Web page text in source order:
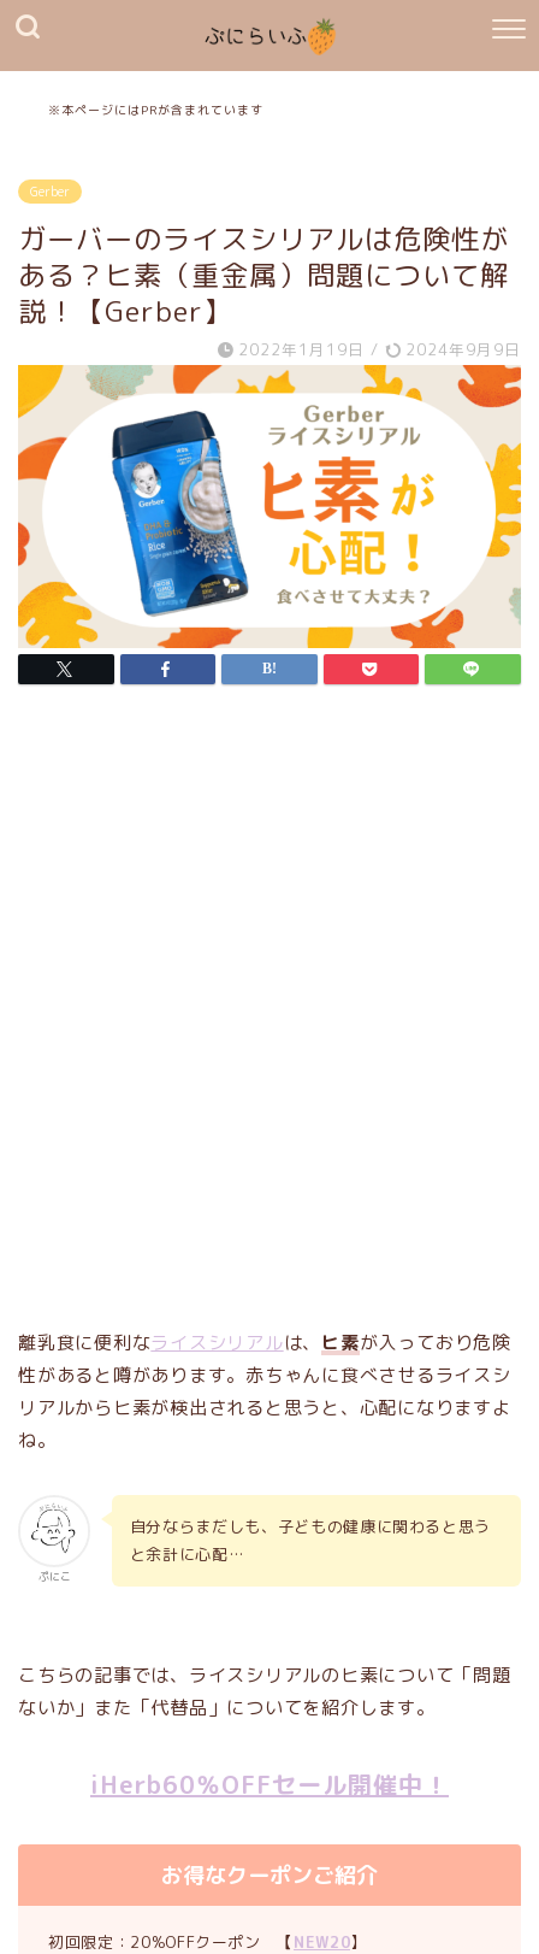
※本ページにはPRが含まれています
Gerber
ガーバーのライスシリアルは危険性が
ある？ヒ素（重金属）問題について解
説！【Gerber】
2022年1月19日 / 2024年9月9日
離乳食に便利なライスシリアルは、 ヒ素が入っており危険
性があると噂があります。赤ちゃんに食べさせるライスシ
リアルからヒ素が検出されると思うと、心配になりますよ
ね。
ぷにこ
自分ならまだしも、子どもの健康に関わると思う
と余計に心配…
こちらの記事では、ライスシリアルのヒ素について「問題
ないか」また「代替品」についてを紹介します。
iHerb60％OFFセール開催中！
お得なクーポンご紹介
初回限定：20%OFFクーポン 【 NEW20】